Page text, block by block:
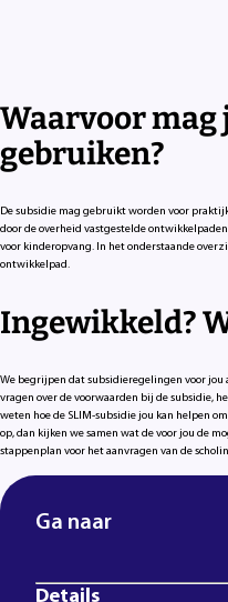
Waarvoor mag
gebruiken?
De subsidie mag gebruikt worden voor
door de overheid vastgestelde
voor kinderopvang. In het onderstaande
ontwikkelpad.
Ingewikkeld?
We begrijpen dat subsidieregelingen voor jou
vragen over de voorwaarden bij de subsidie,
weten hoe de SLIM-subsidie jou kan helpen
op, dan kijken we samen wat de voor jou de
stappenplan voor het aanvragen van de
Ga naar
Details